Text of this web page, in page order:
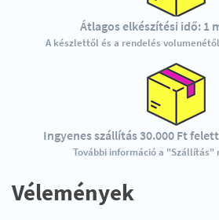
Átlagos elkészítési idő: 1
A készlettől és a rendelés
Ingyenes szállítás 30.000 Ft
További információ a "Szállítás"
Vélemények